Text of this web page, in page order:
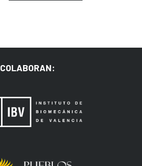
COLABORAN: